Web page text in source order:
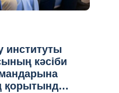
институты
кәсіби
қорытынды